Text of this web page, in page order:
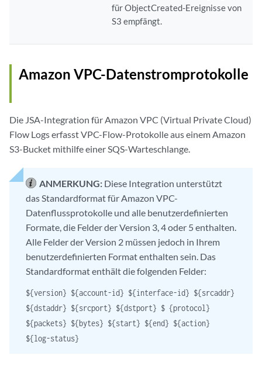
für ObjectCreated-Ereignisse von
S3 empfängt.
Amazon VPC-Datenstromprotokolle
Die JSA-Integration für Amazon VPC (Virtual Private Cloud)
Flow Logs erfasst VPC-Flow-Protokolle aus einem Amazon
S3-Bucket mithilfe einer SQS-Warteschlange.
ANMERKUNG: Diese Integration unterstützt
das Standardformat für Amazon VPC-
Datenflussprotokolle und alle benutzerdefinierten
Formate, die Felder der Version 3, 4 oder 5 enthalten.
Alle Felder der Version 2 müssen jedoch in Ihrem
benutzerdefinierten Format enthalten sein. Das
Standardformat enthält die folgenden Felder:
${version} ${account-id} ${interface-id} ${srcaddr}
${dstaddr} ${srcport} ${dstport} $ {protocol}
${packets} ${bytes} ${start} ${end} ${action}
${log-status}